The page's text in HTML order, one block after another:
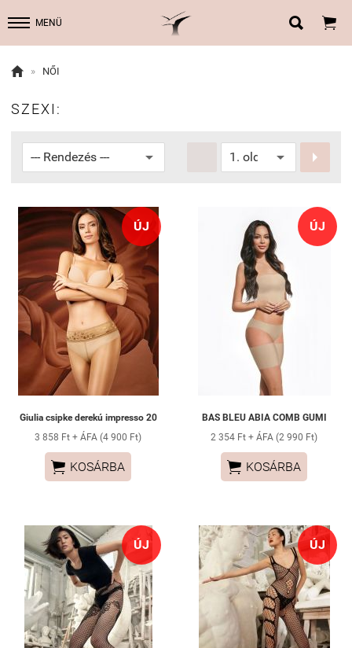
MENÜ  
 » NŐI
SZEXI:

ÚJ
Giulia csipke derekú impresso 20
3 858 Ft + ÁFA (4 900 Ft)
 KOSÁRBA
ÚJ
BAS BLEU ABIA COMB GUMI
2 354 Ft + ÁFA (2 990 Ft)
 KOSÁRBA
ÚJ ÚJ